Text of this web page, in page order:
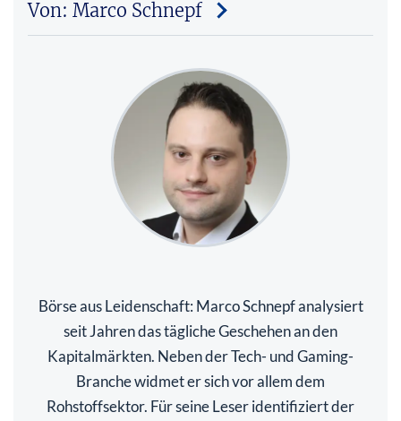
Von: Marco Schnepf
Börse aus Leidenschaft: Marco Schnepf analysiert
seit Jahren das tägliche Geschehen an den
Kapitalmärkten. Neben der Tech- und Gaming-
Branche widmet er sich vor allem dem
Rohstoffsektor. Für seine Leser identifiziert der